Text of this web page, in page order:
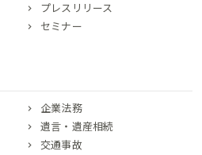
プレスリリース
セミナー
企業法務
遺言・遺産相続
交通事故